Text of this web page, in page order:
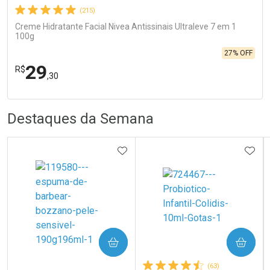
(215)
Creme Hidratante Facial Nivea Antissinais Ultraleve 7 em 1
100g
R$29,30
27% OFF
Laboratório
Ativar Desconto
Por Menos
Destaques da Semana
ADICIONAR AOS FAVORITOS
COMPRAR
(63)
COMPRAR